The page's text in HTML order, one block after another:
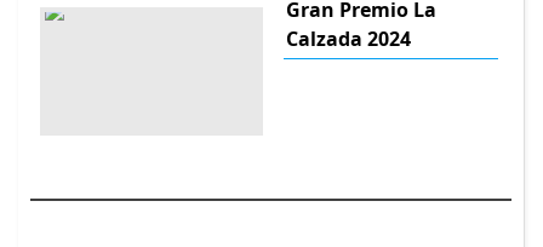
Gran Premio La
Calzada 2024